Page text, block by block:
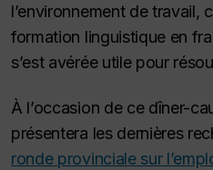
l’environnement de travail,
formation linguistique en
s’est avérée utile pour
À l’occasion de ce dîner-
présentera les dernières
ronde provinciale sur